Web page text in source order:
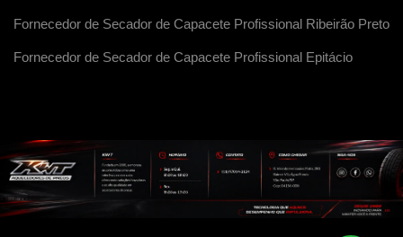
Fornecedor de Secador de Capacete Profissional Ribeirão Preto
Fornecedor de Secador de Capacete Profissional Epitácio